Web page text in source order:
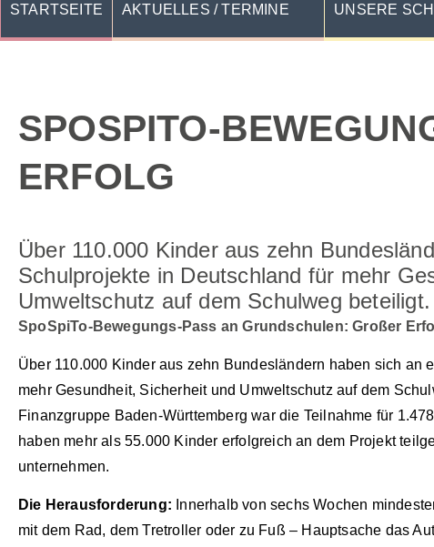
STARTSEITE AKTUELLES / TERMINE UNSERE
SPOSPITO-
RFOLG
Über 110.000 Kinder aus zehn
Schulprojekte in Deutschland für mehr
Umweltschutz auf dem Schulweg beteiligt.
SpoSpiTo-Bewegungs-Pass an Grundschulen: Großer
Über 110.000 Kinder aus zehn Bundesländern haben sich an
mehr Gesundheit, Sicherheit und Umweltschutz auf dem
Finanzgruppe Baden-Württemberg war die Teilnahme für
haben mehr als 55.000 Kinder erfolgreich an dem Projekt
unternehmen.
Die Herausforderung: Innerhalb von sechs Wochen
mit dem Rad, dem Tretroller oder zu Fuß – Hauptsache das